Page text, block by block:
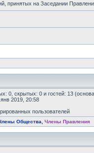
принятых на Заседании
0, скрытых: 0 и гостей: 13
2019, 20:58
пользователей
Общества Члены Правления